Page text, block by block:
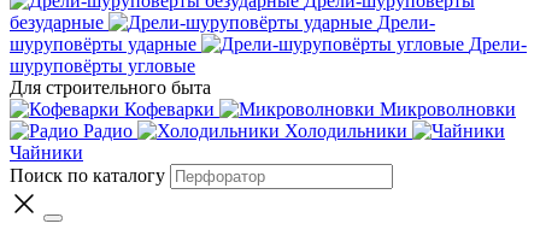
безударные
Дрели-
шуруповёрты ударные
Дрели-
шуруповёрты угловые
Для строительного быта
Кофеварки
Микроволновки
Радио
Холодильники
Чайники
Поиск по каталогу